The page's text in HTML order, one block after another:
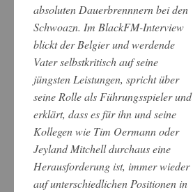
absoluten Dauerbrennnern bei den
Schwoazn. Im BlackFM-Interview
blickt der Belgier und werdende
Vater selbstkritisch auf seine
jüngsten Leistungen, spricht über
seine Rolle als Führungsspieler und
erklärt, dass es für ihn und seine
Kollegen wie Tim Oermann oder
Jeyland Mitchell durchaus eine
Herausforderung ist, immer wieder
auf unterschiedlichen Positionen in